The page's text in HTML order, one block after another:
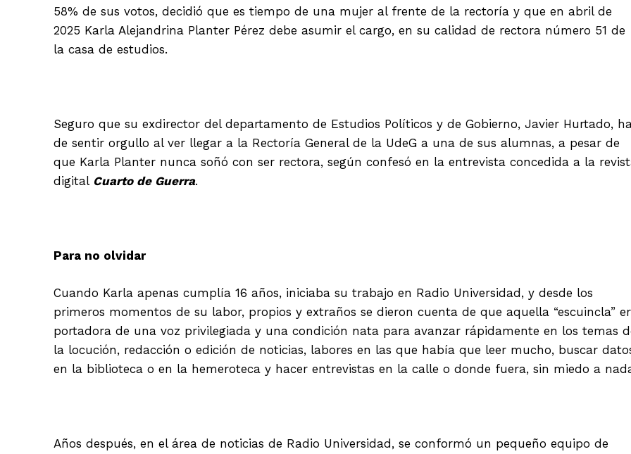
58% de sus votos, decidió que es tiempo de una mujer al frente de la rectoría y que en abril de
2025 Karla Alejandrina Planter Pérez debe asumir el cargo, en su calidad de rectora número 51 de
la casa de estudios.
Seguro que su exdirector del departamento de Estudios Políticos y de Gobierno, Javier Hurtado,
de sentir orgullo al ver llegar a la Rectoría General de la UdeG a una de sus alumnas, a pesar de
que Karla Planter nunca soñó con ser rectora, según confesó en la entrevista concedida a la
digital Cuarto de Guerra.
Para no olvidar
Cuando Karla apenas cumplía 16 años, iniciaba su trabajo en Radio Universidad, y desde los
primeros momentos de su labor, propios y extraños se dieron cuenta de que aquella “escuincla”
portadora de una voz privilegiada y una condición nata para avanzar rápidamente en los temas
la locución, redacción o edición de noticias, labores en las que había que leer mucho, buscar
en la biblioteca o en la hemeroteca y hacer entrevistas en la calle o donde fuera, sin miedo a
Años después, en el área de noticias de Radio Universidad, se conformó un pequeño equipo de